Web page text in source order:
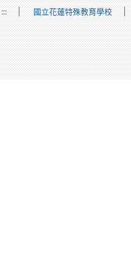
::: 國立花蓮特殊教育學校